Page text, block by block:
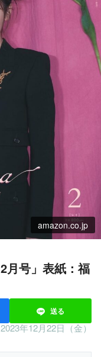
amazon.co.jp
送る
2023年12月22日（金）